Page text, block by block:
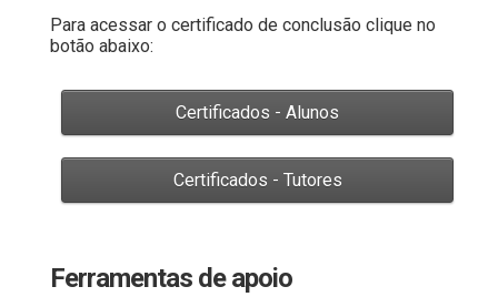
Para acessar o certificado de conclusão clique no
botão abaixo:
Ferramentas de apoio